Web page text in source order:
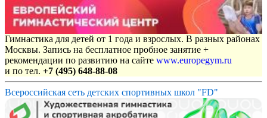
Гимнастика для детей от 1 года и взрослых. В разных районах
Москвы. Запись на бесплатное пробное занятие +
рекомендации по развитию на сайте www.europegym.ru
и по тел. +7 (495) 648-88-08
Всероссийская сеть детских спортивных школ "FD"